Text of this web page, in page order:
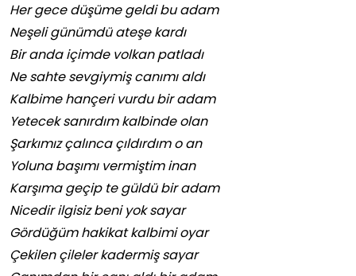
Her gece düşüme geldi bu adam
Neşeli günümdü ateşe kardı
Bir anda içimde volkan patladı
Ne sahte sevgiymiş canımı aldı
Kalbime hançeri vurdu bir adam
Yetecek sanırdım kalbinde olan
Şarkımız çalınca çıldırdım o an
Yoluna başımı vermiştim inan
Karşıma geçip te güldü bir adam
Nicedir ilgisiz beni yok sayar
Gördüğüm hakikat kalbimi oyar
Çekilen çileler kadermiş sayar